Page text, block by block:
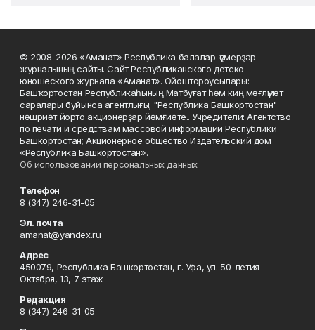
© 2008-2026 «Аманат» Республика балалар-үҫмерҙәр
журналының сайты. Сайт Республиканского детско-
юношеского журнала «Аманат». Ойоштороусылары:
Башҡортостан Республикаһының Матбуғат һәм киң мәғлүмәт
саралары буйынса агентлығы; "Республика Башкортостан"
нәшриәт йорто акционерҙар йәмғиәте.. Учредители: Агентство
по печати и средствам массовой информации Республики
Башкортостан; Акционерное общество Издательский дом
«Республика Башкортостан».
Об использовании персональных данных
Телефон
8 (347) 246-31-05
Эл. почта
amanat@yandex.ru
Адрес
450079, Республика Башкортостан, г. Уфа, ул. 50-летия
Октября, 13, 7 этаж
Редакция
8 (347) 246-31-05